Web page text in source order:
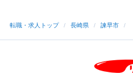
転職・求人トップ / 長崎県 / 諫早市 /